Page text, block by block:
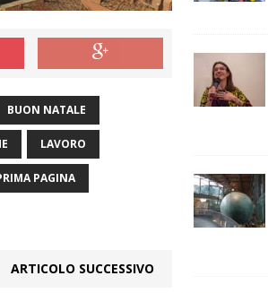
BUON NATALE
LAVORO
PAGINA
ARTICOLO SUCCESSIVO